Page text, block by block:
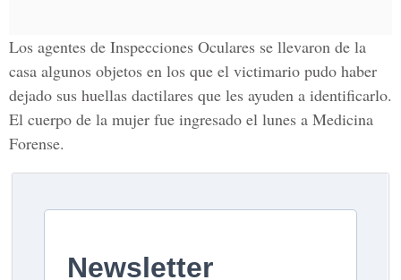
Los agentes de Inspecciones Oculares se llevaron de la
casa algunos objetos en los que el victimario pudo haber
dejado sus huellas dactilares que les ayuden a identificarlo.
El cuerpo de la mujer fue ingresado el lunes a Medicina
Forense.